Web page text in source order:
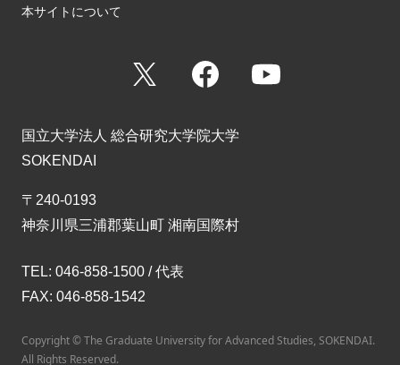
本サイトについて
Facebook
国立大学法人 総合研究大学院大学
SOKENDAI
〒240-0193
神奈川県三浦郡葉山町 湘南国際村
TEL: 046-858-1500 / 代表
FAX: 046-858-1542
Copyright © The Graduate University for Advanced Studies, SOKENDAI.
All Rights Reserved.